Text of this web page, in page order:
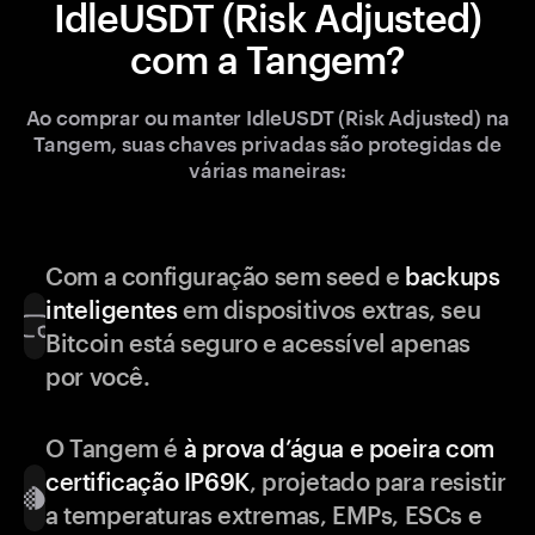
IdleUSDT (Risk Adjusted)
com a Tangem?
Ao comprar ou manter IdleUSDT (Risk Adjusted) na
Tangem, suas chaves privadas são protegidas de
várias maneiras:
Com a configuração sem seed e backups
inteligentesem dispositivos extras, seu
Bitcoin está seguro e acessível apenas
por você.
O Tangem é à prova d’água e poeira com
certificação IP69K, projetado para resistir
a temperaturas extremas, EMPs, ESCs e